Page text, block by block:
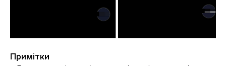
Примітки